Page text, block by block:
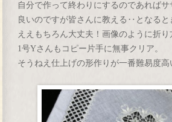
自分で作って終わりにするのであれば
良いのですが皆さんに教える‥となると
ええもちろん大丈夫！画像のように折
1号Yさんもコピー片手に無事クリア。
そうねえ仕上げの形作りが一番難易度高